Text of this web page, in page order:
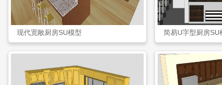
现代宽敞厨房SU模型 简易U字型厨房SU